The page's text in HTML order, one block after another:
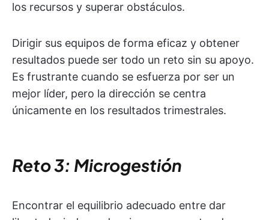
los recursos y superar obstáculos.
Dirigir sus equipos de forma eficaz y obtener
resultados puede ser todo un reto sin su apoyo.
Es frustrante cuando se esfuerza por ser un
mejor líder, pero la dirección se centra
únicamente en los resultados trimestrales.
Reto 3: Microgestión
Encontrar el equilibrio adecuado entre dar